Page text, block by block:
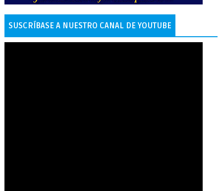
SUSCRÍBASE A NUESTRO CANAL DE YOUTUBE